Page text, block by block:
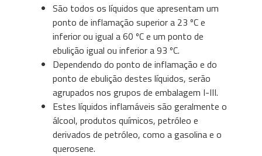
São todos os líquidos que apresentam um
ponto de inflamação superior a 23 ºC e
inferior ou igual a 60 ºC e um ponto de
ebulição igual ou inferior a 93 ºC.
Dependendo do ponto de inflamação e do
ponto de ebulição destes líquidos, serão
agrupados nos grupos de embalagem I-III.
Estes líquidos inflamáveis ​​são geralmente o
álcool, produtos químicos, petróleo e
derivados de petróleo, como a gasolina e o
querosene.